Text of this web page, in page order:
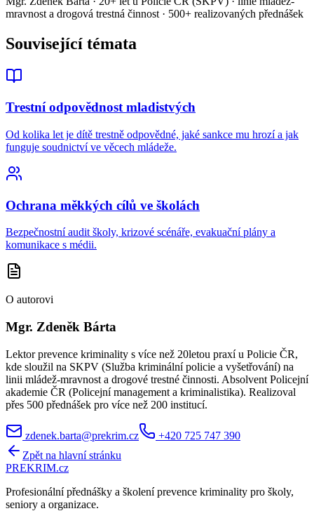
mravnost a drogová trestná činnost · 500+ realizovaných přednášek
Související témata
Trestní odpovědnost mladistvých
Od kolika let je dítě trestně odpovědné, jaké sankce mu hrozí a jak
funguje soudnictví ve věcech mládeže.
Ochrana měkkých cílů ve školách
Bezpečnostní audit školy, krizové scénáře, evakuační plány a
komunikace s médii.
O autorovi
Mgr. Zdeněk Bárta
Lektor prevence kriminality s více než 20letou praxí u Policie ČR,
kde sloužil na SKPV (Služba kriminální policie a vyšetřování) na
linii mládež-mravnost a drogové trestné činnosti. Absolvent Policejní
akademie ČR (Policejní management a kriminalistika). Realizoval
přes 500 přednášek pro více než 200 institucí.
zdenek.barta@prekrim.cz
+420 725 747 390
Zpět na hlavní stránku
PREKRIM.cz
Profesionální přednášky a školení prevence kriminality pro školy,
seniory a organizace.